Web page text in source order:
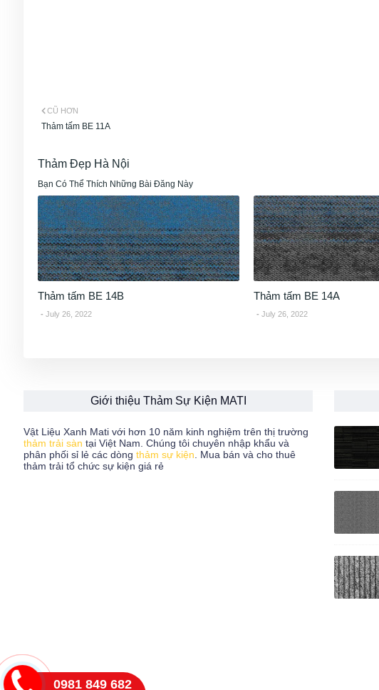
CŨ HƠN
Thảm tấm BE 11A
Thảm Đẹp Hà Nội
Bạn Có Thể Thích Những Bài Đăng Này
Thảm tấm BE 14B
July 26, 2022
Thảm tấm BE 14A
July 26, 2022
Giới thiệu Thảm Sự Kiện MATI
Vật Liệu Xanh Mati với hơn 10 năm kinh nghiệm trên thị trường
thảm trải sàn tại Việt Nam. Chúng tôi chuyên nhập khẩu và
phân phối sỉ lẻ các dòng thảm sự kiện . Mua bán và cho thuê
thảm trải tổ chức sự kiện giá rẻ
0981 849 682